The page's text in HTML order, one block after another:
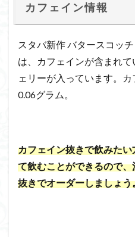
カフェイン情報
スタバ新作 バタースコッ
は、カフェインが含まれ
ェリーが入っています。
0.06グラム。
カフェイン抜きで飲みた
て飲むことができるので
抜きでオーダーしましょう